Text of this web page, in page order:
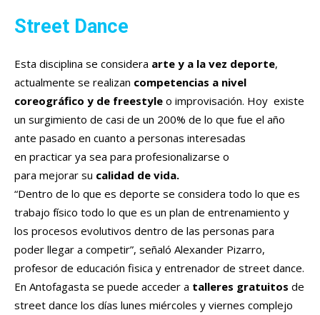
Street Dance
Esta disciplina se considera arte y a la vez deporte,
actualmente se realizan competencias a nivel
coreográfico y de freestyle o improvisación. Hoy existe
un surgimiento de casi de un 200% de lo que fue el año
ante pasado en cuanto a personas interesadas
en practicar ya sea para profesionalizarse o
para mejorar su calidad de vida.
“Dentro de lo que es deporte se considera todo lo que es
trabajo físico todo lo que es un plan de entrenamiento y
los procesos evolutivos dentro de las personas para
poder llegar a competir”, señaló Alexander Pizarro,
profesor de educación fisica y entrenador de street dance.
En Antofagasta se puede acceder a talleres gratuitos de
street dance los días lunes miércoles y viernes complejo